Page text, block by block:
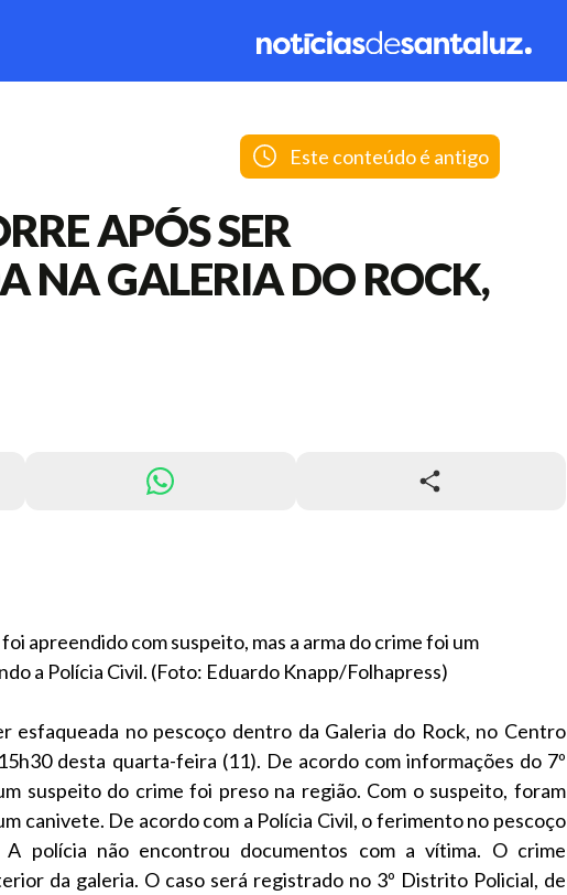
Este conteúdo é antigo
APÓS SER
NA GALERIA DO ROCK,
apreendido com suspeito, mas a arma do crime foi um
a Polícia Civil. (Foto: Eduardo Knapp/Folhapress)
esfaqueada no pescoço dentro da Galeria do Rock, no Centro
desta quarta-feira (11). De acordo com informações do 7º
suspeito do crime foi preso na região. Com o suspeito, foram
canivete. De acordo com a Polícia Civil, o ferimento no pescoço
polícia não encontrou documentos com a vítima. O crime
da galeria. O caso será registrado no 3º Distrito Policial, de